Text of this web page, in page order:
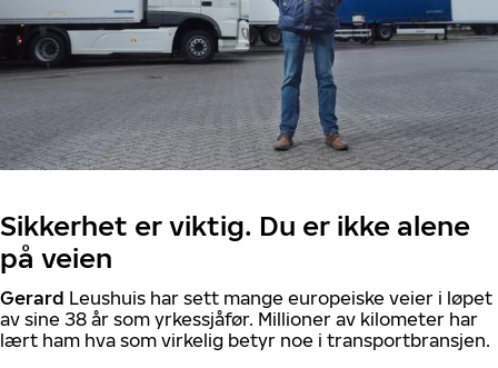
Sikkerhet er viktig. Du er ikke alene
på veien
Gerard Leushuis har sett mange europeiske veier i løpet
av sine 38 år som yrkessjåfør. Millioner av kilometer har
lært ham hva som virkelig betyr noe i transportbransjen.